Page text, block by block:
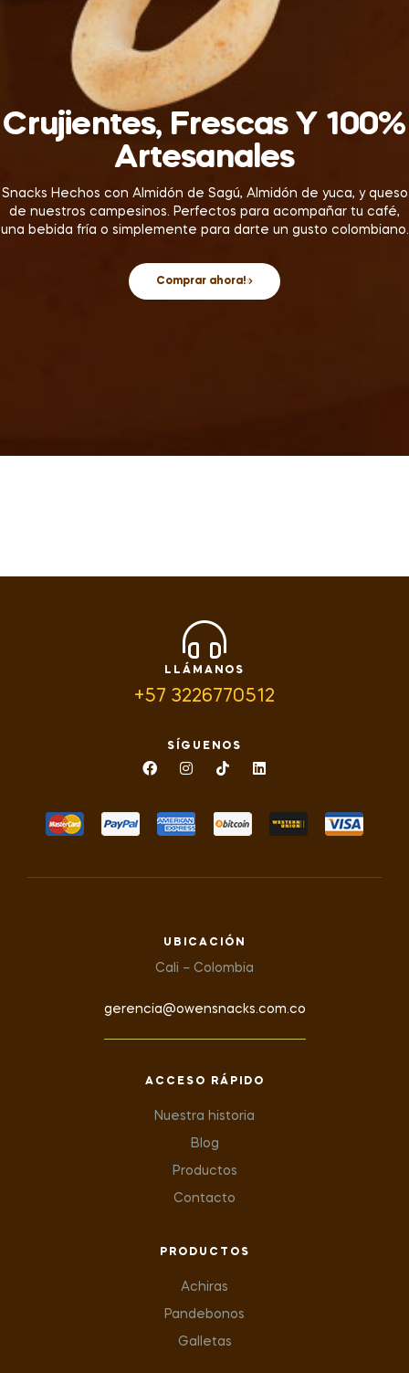
Crujientes, Frescas Y 100%
Artesanales
Snacks Hechos con Almidón de Sagú, Almidón de yuca, y queso
de nuestros campesinos. Perfectos para acompañar tu café,
una bebida fría o simplemente para darte un gusto colombiano.
Comprar ahora!
LLÁMANOS
+57 3226770512
SÍGUENOS
UBICACIÓN
Cali – Colombia
gerencia@owensnacks.com.co
ACCESO RÁPIDO
Nuestra historia
Blog
Productos
Contacto
PRODUCTOS
Achiras
Pandebonos
Galletas